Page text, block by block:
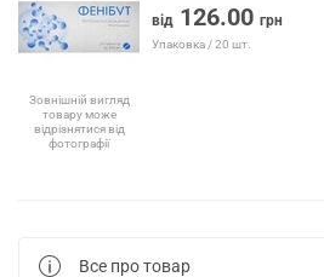
Зовнішній вигляд
товару може
відрізнятися від
фотографії
від 126.00 грн
Упаковка / 20 шт.
Все про товар